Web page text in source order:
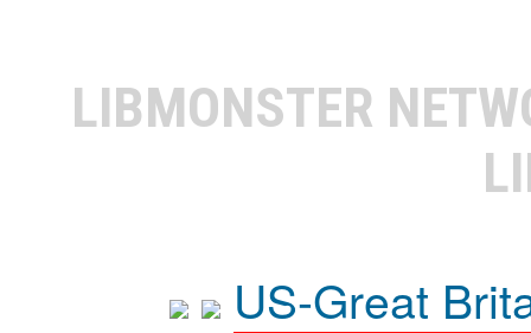
LIBMONSTER
US-Great